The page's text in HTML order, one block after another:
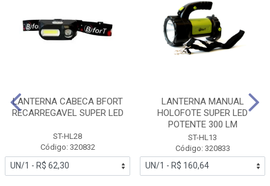
LANTERNA CABECA BFORT
RECARREGAVEL SUPER LED
ST-HL28
Código: 320832
LANTERNA MANUAL
HOLOFOTE SUPER LED
POTENTE 300 LM
ST-HL13
Código: 320833